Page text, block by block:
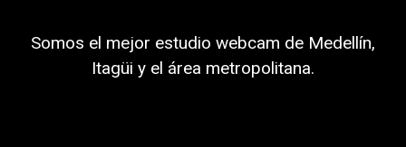
Celular: +57 3205998956
Somos el mejor estudio webcam de Medellín,
Itagüi y el área metropolitana.